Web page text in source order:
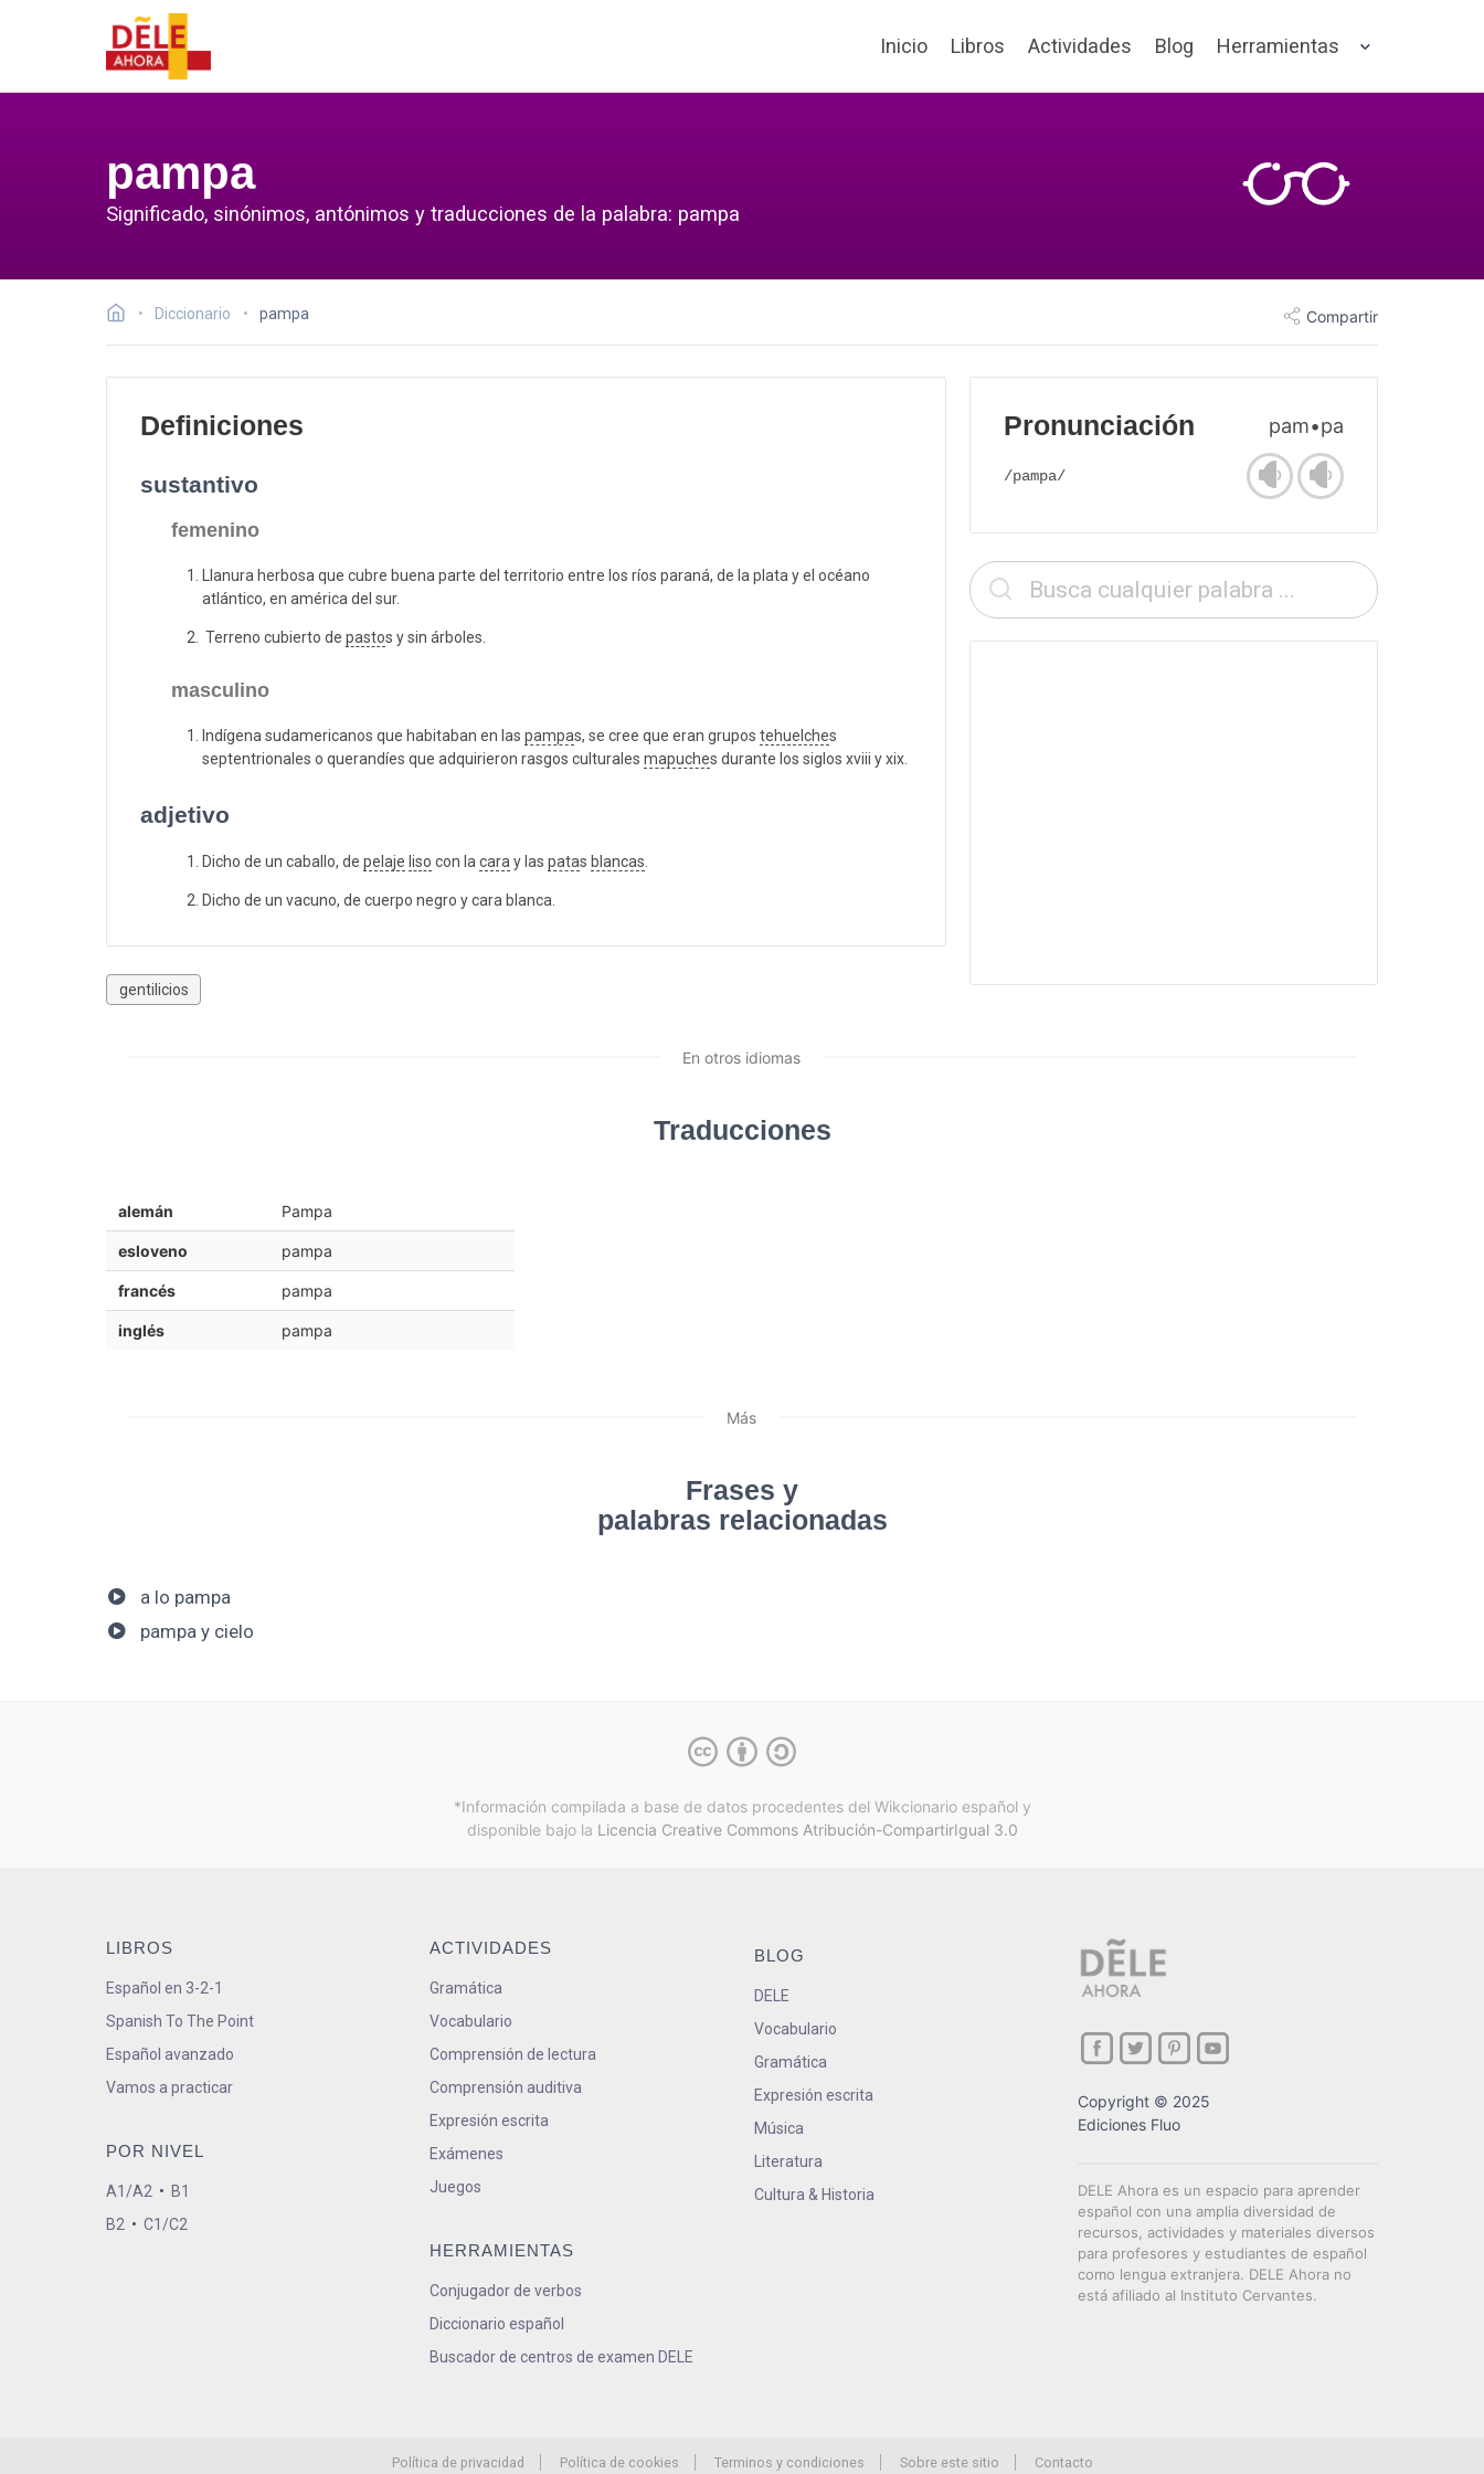
Inicio Libros Actividades Blog Herramientas
pampa
Significado, sinónimos, antónimos y traducciones de la palabra: pampa
Diccionario pampa Compartir
Definiciones
sustantivo
femenino
Llanura herbosa que cubre buena parte del territorio entre los ríos paraná, de la plata y el océano
atlántico, en américa del sur.
Terreno cubierto de pastos y sin árboles.
masculino
Indígena sudamericanos que habitaban en las pampas, se cree que eran grupos tehuelches
septentrionales o querandíes que adquirieron rasgos culturales mapuches durante los siglos xviii y xix.
adjetivo
Dicho de un caballo, de pelaje liso con lacaray las patas blancas.
Dicho de un vacuno, de cuerpo negro y cara blanca.
gentilicios
Pronunciación pam•pa
/pampa/
En otros idiomas
Traducciones
alemán Pampa
esloveno pampa
francés pampa
inglés pampa
Más
Frases y
palabras relacionadas
a lo pampa
pampa y cielo
*Información compilada a base de datos procedentes del Wikcionario español y
disponible bajo la Licencia Creative Commons Atribución-CompartirIgual 3.0
LIBROS
Español en 3-2-1
Spanish To The Point
Español avanzado
Vamos a practicar
POR NIVEL
A1/A2 • B1
B2 • C1/C2
ACTIVIDADES
Gramática
Vocabulario
Comprensión de lectura
Comprensión auditiva
Expresión escrita
Exámenes
Juegos
HERRAMIENTAS
Conjugador de verbos
Diccionario español
Buscador de centros de examen DELE
BLOG
DELE
Vocabulario
Gramática
Expresión escrita
Música
Literatura
Cultura & Historia
Copyright © 2025
Ediciones Fluo
DELE Ahora es un espacio para aprender
español con una amplia diversidad de
recursos, actividades y materiales diversos
para profesores y estudiantes de español
como lengua extranjera. DELE Ahora no
está afiliado al Instituto Cervantes.
Política de privacidad Política de cookies Terminos y condiciones Sobre este sitio Contacto